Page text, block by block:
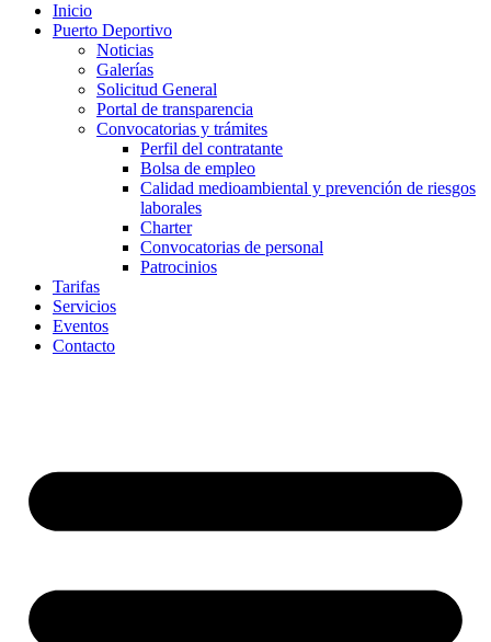
Inicio
Puerto Deportivo
Noticias
Galerías
Solicitud General
Portal de transparencia
Convocatorias y trámites
Perfil del contratante
Bolsa de empleo
Calidad medioambiental y prevención de riesgos
laborales
Charter
Convocatorias de personal
Patrocinios
Tarifas
Servicios
Eventos
Contacto